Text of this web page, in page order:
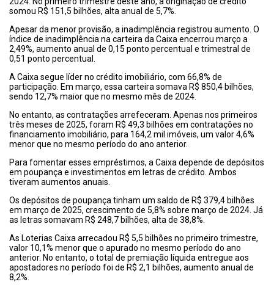
somou R$ 151,5 bilhões, alta anual de 5,7%.
Apesar da menor provisão, a inadimplência registrou aumento. O
índice de inadimplência na carteira da Caixa encerrou março a
2,49%, aumento anual de 0,15 ponto percentual e trimestral de
0,51 ponto percentual.
A Caixa segue líder no crédito imobiliário, com 66,8% de
participação. Em março, essa carteira somava R$ 850,4 bilhões,
sendo 12,7% maior que no mesmo mês de 2024.
No entanto, as contratações arrefeceram. Apenas nos primeiros
três meses de 2025, foram R$ 49,3 bilhões em contratações no
financiamento imobiliário, para 164,2 mil imóveis, um valor 4,6%
menor que no mesmo período do ano anterior.
Para fomentar esses empréstimos, a Caixa depende de depósitos
em poupança e investimentos em letras de crédito. Ambos
tiveram aumentos anuais.
Os depósitos de poupança tinham um saldo de R$ 379,4 bilhões
em março de 2025, crescimento de 5,8% sobre março de 2024. Já
as letras somavam R$ 248,7 bilhões, alta de 38,8%.
As Loterias Caixa arrecadou R$ 5,5 bilhões no primeiro trimestre,
valor 10,1% menor que o apurado no mesmo período do ano
anterior. No entanto, o total de premiação líquida entregue aos
apostadores no período foi de R$ 2,1 bilhões, aumento anual de
8,2%.